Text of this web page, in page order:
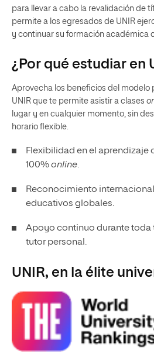
para llevar a cabo la revalidación de
permite a los egresados de UNIR
y continuar su formación académica
¿Por qué estudiar en
Aprovecha los beneficios del
UNIR que te permite asistir a clases
lugar y en cualquier momento, sin
horario flexible.
Flexibilidad en el
100%online.
Reconocimiento
educativos globales.
Apoyo continuo durante toda
tutor personal.
UNIR, en la élite